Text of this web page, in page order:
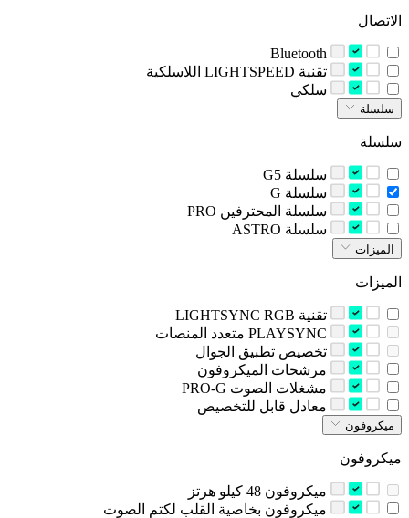
الاتصال
‫سلكي‬
سلسلة
سلسلة
الميزات
الميزات
تقنية LIGHTSYNC RGB
‫تخصيص تطبيق الجوال‬
‫مرشحات الميكروفون‬
‫معادل قابل للتخصيص‬
ميكروفون
ميكروفون
‫ميكروفون بخاصية القلب لكتم الصوت‬